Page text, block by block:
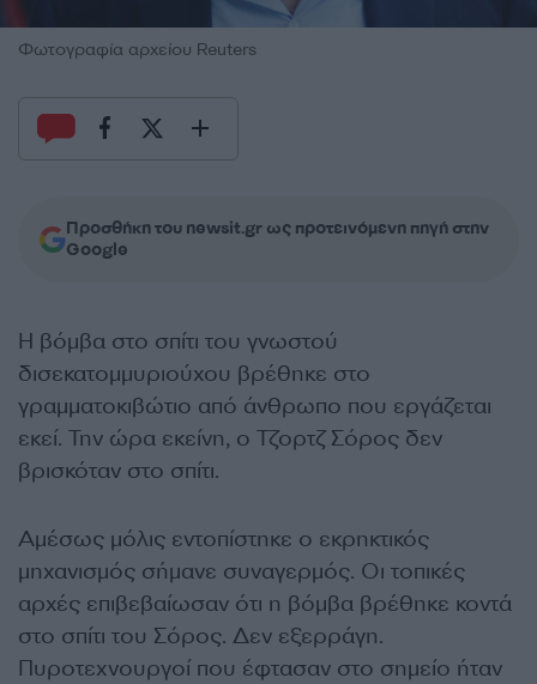
Φωτογραφία αρχείου Reuters
Προσθήκη του newsit.gr ως προτεινόμενη πηγή στην
Google
Η βόμβα στο σπίτι του γνωστού
δισεκατομμυριούχου βρέθηκε στο
γραμματοκιβώτιο από άνθρωπο που εργάζεται
εκεί. Την ώρα εκείνη, ο Τζορτζ Σόρος δεν
βρισκόταν στο σπίτι.
Αμέσως μόλις εντοπίστηκε ο εκρηκτικός
μηχανισμός σήμανε συναγερμός. Οι τοπικές
αρχές επιβεβαίωσαν ότι η βόμβα βρέθηκε κοντά
στο σπίτι του Σόρος. Δεν εξερράγη.
Πυροτεχνουργοί που έφτασαν στο σημείο ήταν